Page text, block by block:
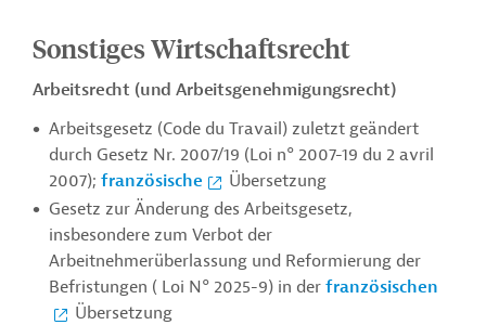
Sonstiges Wirtschaftsrecht
Arbeitsrecht (und Arbeitsgenehmigungsrecht)
Arbeitsgesetz (Code du Travail) zuletzt geändert
durch Gesetz Nr. 2007/19 (Loi n° 2007-19 du 2 avril
2007); französische
Übersetzung
Gesetz zur Änderung des Arbeitsgesetz,
insbesondere zum Verbot der
Arbeitnehmerüberlassung und Reformierung der
Befristungen ( Loi N° 2025-9) in der französischen
Übersetzung